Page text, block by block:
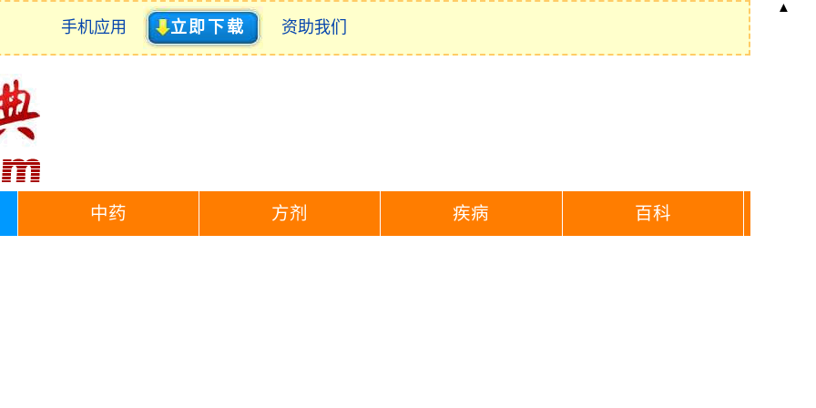
手机应用 立即下载 资助我们
中药 方剂 疾病 百科
▲